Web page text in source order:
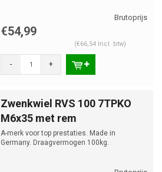
€54,99
(€66,54 Incl. btw)
- +
Zwenkwiel RVS 100 7TPKO
M6x35 met rem
A-merk voor top prestaties. Made in
Germany. Draagvermogen 100kg.